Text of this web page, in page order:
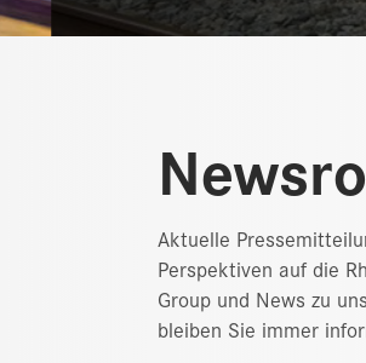
Aktuelle
Perspektiven auf die
Group und News zu
bleiben Sie immer
24.09.2024
track“